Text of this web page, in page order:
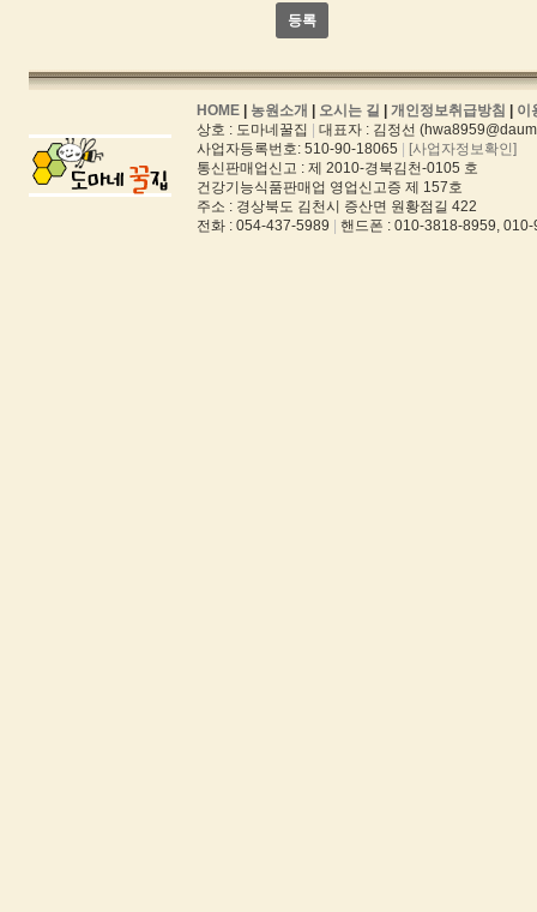
등록
HOME 농원소개 오시는 길 개인정보취급방침
이
상호 : 도마네꿀집
대표자 : 김정선
사업자등록번호: 510-90-18065
[사업자정보확인]
통신판매업신고 : 제 2010-경북김천-0105 호
건강기능식품판매업 영업신고증 제 157호
주소 : 경상북도 김천시 증산면 원황점길 422
전화 : 054-437-5989
핸드폰 : 010-3818-8959,